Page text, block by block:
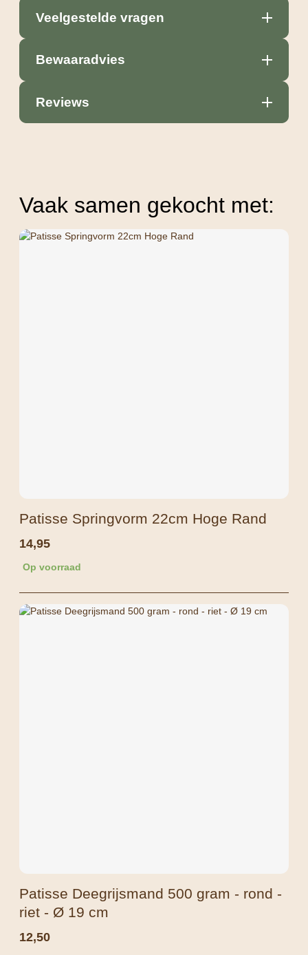
Veelgestelde vragen
Bewaaradvies
Reviews
Vaak samen gekocht met:
Patisse Springvorm 22cm Hoge Rand
14,95
Op voorraad
Patisse Deegrijsmand 500 gram - rond -
riet - Ø 19 cm
12,50